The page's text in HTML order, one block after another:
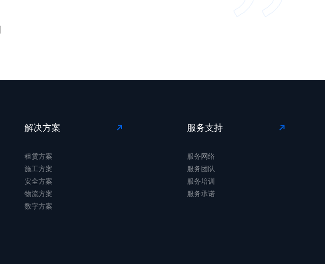
解决方案
租赁方案
施工方案
安全方案
物流方案
数字方案
服务支持
服务网络
服务团队
服务培训
服务承诺